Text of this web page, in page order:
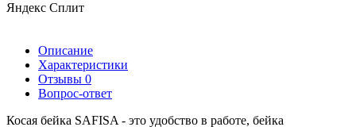
Яндекс Сплит
Описание
Характеристики
Отзывы 0
Вопрос-ответ
Косая бейка SAFISA - это удобство в работе, бейка